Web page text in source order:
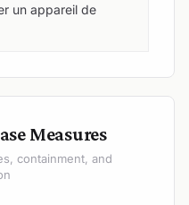
un appareil de
Measures
containment, and